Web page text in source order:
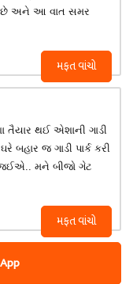
મફત વાંચો
છે અને આ વાત સમર
મફત વાંચો
તૈયાર થઈ એશાની ગાડી
બહાર જ ગાડી પાર્ક કરી
મને બીજો ગેટ